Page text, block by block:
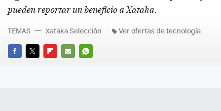
pueden reportar un beneficio a Xataka.
FACEBOOK
TWITTERFLIPBOARD
E-
WHATSAPP
TEMAS Xataka Selección Ver ofertas de tecnología